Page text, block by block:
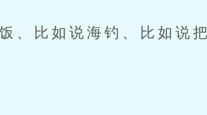
比如说海钓、比如说